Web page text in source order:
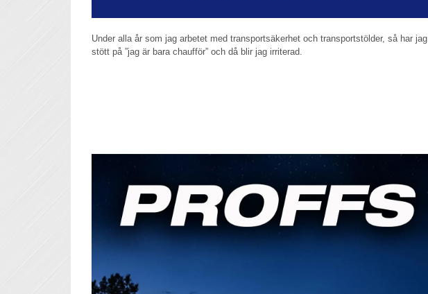
Under alla år som jag arbetet med transportsäkerhet och transportstölder, så har jag
stött på ”jag är bara chaufför” och då blir jag irriterad.